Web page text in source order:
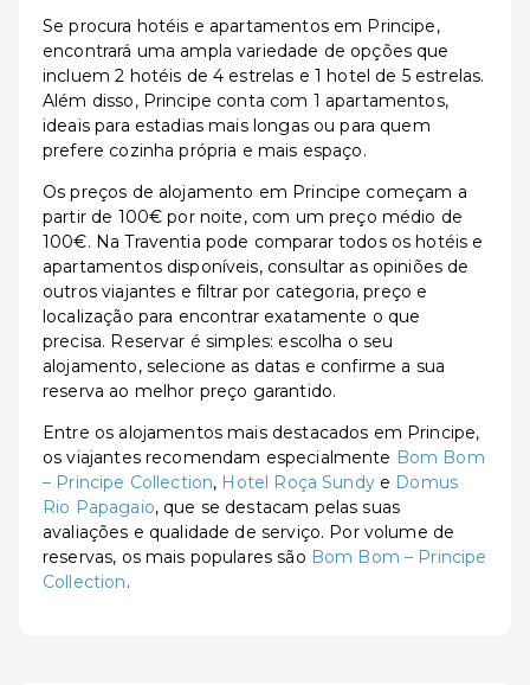
Se procura hotéis e apartamentos em Principe,
encontrará uma ampla variedade de opções que
incluem 2 hotéis de 4 estrelas e 1 hotel de 5 estrelas.
Além disso, Principe conta com 1 apartamentos,
ideais para estadias mais longas ou para quem
prefere cozinha própria e mais espaço.
Os preços de alojamento em Principe começam a
partir de 100€ por noite, com um preço médio de
100€. Na Traventia pode comparar todos os hotéis e
apartamentos disponíveis, consultar as opiniões de
outros viajantes e filtrar por categoria, preço e
localização para encontrar exatamente o que
precisa. Reservar é simples: escolha o seu
alojamento, selecione as datas e confirme a sua
reserva ao melhor preço garantido.
Entre os alojamentos mais destacados em Principe,
os viajantes recomendam especialmente Bom Bom
– Principe Collection, Hotel Roça Sundye Domus
Rio Papagaio, que se destacam pelas suas
avaliações e qualidade de serviço. Por volume de
reservas, os mais populares são Bom Bom – Principe
Collection.